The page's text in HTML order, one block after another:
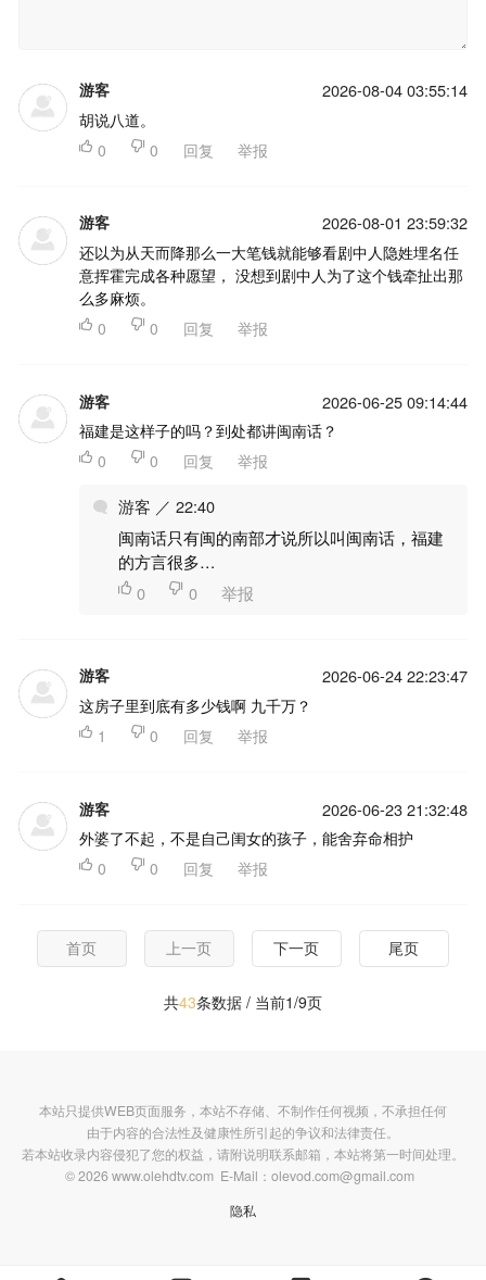
游客 2026-08-04 03:55:14
胡说八道。
 0  0 回复 举报
游客 2026-08-01 23:59:32
还以为从天而降那么一大笔钱就能够看剧中人隐姓埋名任
意挥霍完成各种愿望， 没想到剧中人为了这个钱牵扯出那
么多麻烦。
 0  0 回复 举报
游客 2026-06-25 09:14:44
福建是这样子的吗？到处都讲闽南话？
 0  0 回复 举报
游客 ／ 22:40
闽南话只有闽的南部才说所以叫闽南话，福建
的方言很多…
 0  0 举报
游客 2026-06-24 22:23:47
这房子里到底有多少钱啊 九千万？
 1  0 回复 举报
游客 2026-06-23 21:32:48
外婆了不起，不是自己闺女的孩子，能舍弃命相护
 0  0 回复 举报
首页 上一页 下一页 尾页
共43条数据 / 当前1/9页
本站只提供WEB页面服务，本站不存储、不制作任何视频，不承担任何
由于内容的合法性及健康性所引起的争议和法律责任。
若本站收录内容侵犯了您的权益，请附说明联系邮箱，本站将第一时间处理。
© 2026 www.olehdtv.com E-Mail：olevod.com@gmail.com
隐私